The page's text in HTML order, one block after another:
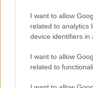
I want to allow
related to analytics
device identifiers in
I want to allow
related to